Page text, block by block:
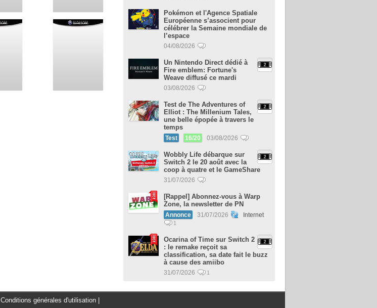
Pokémon et l'Agence Spatiale
Européenne s’associent pour
célébrer la Semaine mondiale de
l’espace
04/08/2026
Un Nintendo Direct dédié à
Fire emblem: Fortune's
Weave diffusé ce mardi
03/08/2026
Test de The Adventures of
Elliot : The Millenium Tales,
une belle épopée à travers le
temps
Test 16/20 03/08/2026
Wobbly Life débarque sur
Switch 2 le 20 août avec la
coop à quatre et le GameShare
31/07/2026
[Rappel] Abonnez-vous à Warp
Zone, la newsletter de PN
Annonce 31/07/2026 Internet
1
Ocarina of Time sur Switch 2
: le remake reçoit sa
classification, sa date fait le buzz
à cause des amiibo
31/07/2026 1
Conditions générales d'utilisation